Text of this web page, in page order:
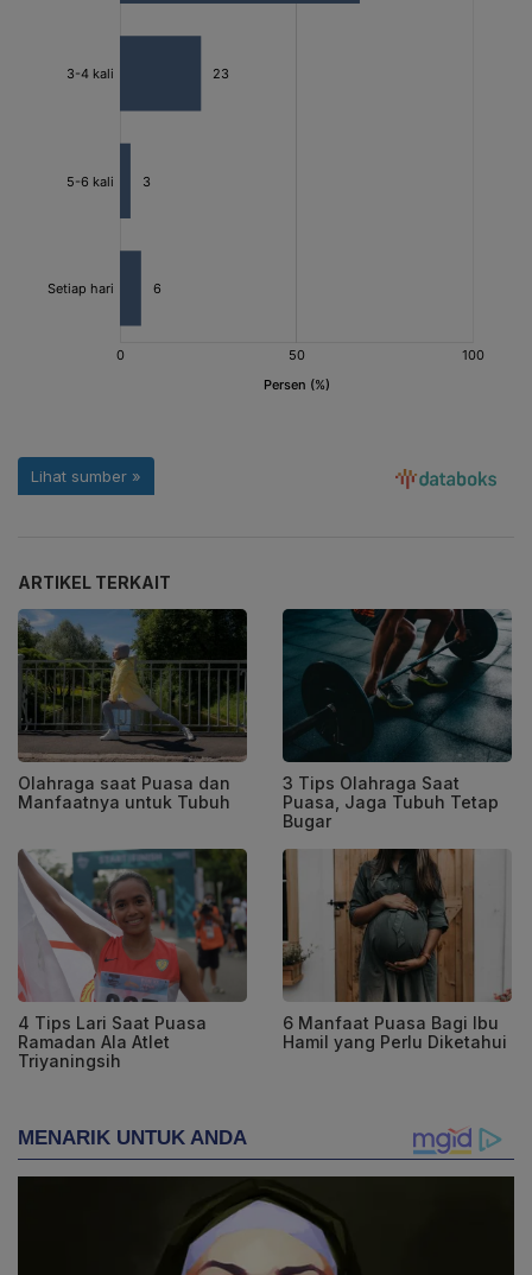
ARTIKEL TERKAIT
Olahraga saat Puasa dan
Manfaatnya untuk Tubuh
3 Tips Olahraga Saat
Puasa, Jaga Tubuh Tetap
Bugar
4 Tips Lari Saat Puasa
Ramadan Ala Atlet
Triyaningsih
6 Manfaat Puasa Bagi Ibu
Hamil yang Perlu Diketahui